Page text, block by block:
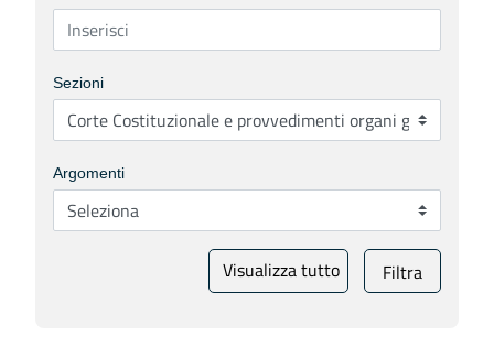
Sezioni
Argomenti
Visualizza tutto Filtra